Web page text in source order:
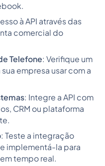
à API através das
comercial do
Telefone: Verifique um
empresa usar com a
: Integre a API com
CRM ou plataforma
: Teste a integração
implementá-la para
tempo real.